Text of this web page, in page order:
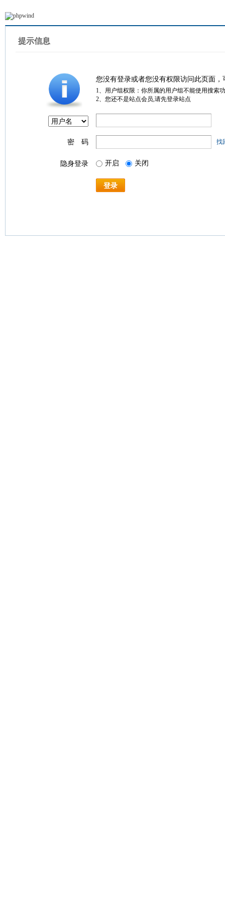
提示信息
您没有登录或者您没有权限访问此页面
1、用户组权限：你所属的用户组不能使用搜索
2、您还不是站点会员,请先登录站点
密 码 找
隐身登录 开启 关闭
登录